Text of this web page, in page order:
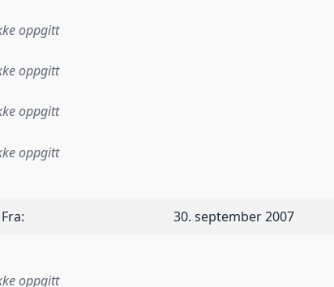
oppgitt
oppgitt
oppgitt
oppgitt
Fra: 30. september 2007
oppgitt